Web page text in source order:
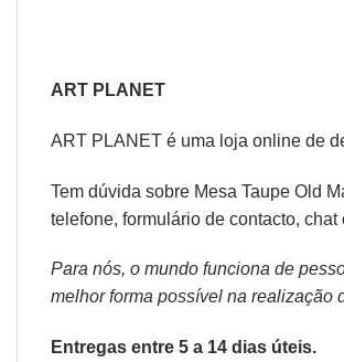
ART PLANET
ART PLANET é uma loja online de
Tem dúvida sobre Mesa Taupe Old
telefone, formulário de contacto, chat
Para nós, o mundo funciona de
melhor forma possível na realização
Entregas entre 5 a 14 dias úteis.